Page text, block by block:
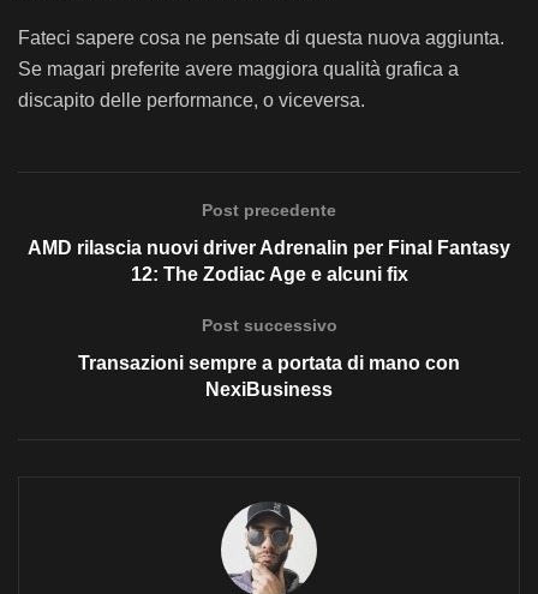
Fateci sapere cosa ne pensate di questa nuova aggiunta.
Se magari preferite avere maggiora qualità grafica a
discapito delle performance, o viceversa.
Post precedente
AMD rilascia nuovi driver Adrenalin per Final Fantasy
12: The Zodiac Age e alcuni fix
Post successivo
Transazioni sempre a portata di mano con
NexiBusiness